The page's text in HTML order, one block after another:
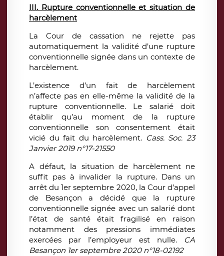
III. Rupture conventionnelle et situation de
harcèlement
La Cour de cassation ne rejette pas
automatiquement la validité d’une rupture
conventionnelle signée dans un contexte de
harcèlement.
L’existence d’un fait de harcèlement
n’affecte pas en elle-même la validité de la
rupture conventionnelle. Le salarié doit
établir qu’au moment de la rupture
conventionnelle son consentement était
vicié du fait du harcèlement. Cass. Soc. 23
Janvier 2019 n°17-21550
A défaut, la situation de harcèlement ne
suffit pas à invalider la rupture. Dans un
arrêt du 1er septembre 2020, la Cour d’appel
de Besançon a décidé que la rupture
conventionnelle signée avec un salarié dont
l’état de santé était fragilisé en raison
notamment des pressions immédiates
exercées par l’employeur est nulle.
CA
Besançon 1er septembre 2020 n°18-02192